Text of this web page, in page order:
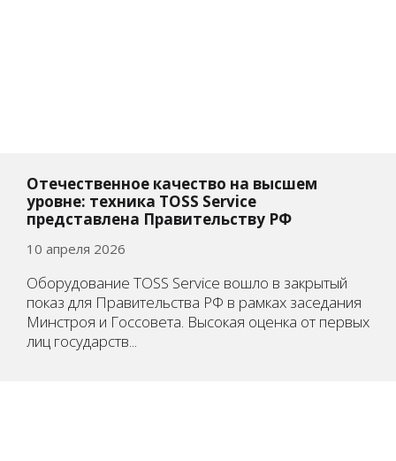
Отечественное качество на высшем
уровне: техника TOSS Service
представлена Правительству РФ
10 апреля 2026
Оборудование TOSS Service вошло в закрытый
показ для Правительства РФ в рамках заседания
Минстроя и Госсовета. Высокая оценка от первых
лиц государств...